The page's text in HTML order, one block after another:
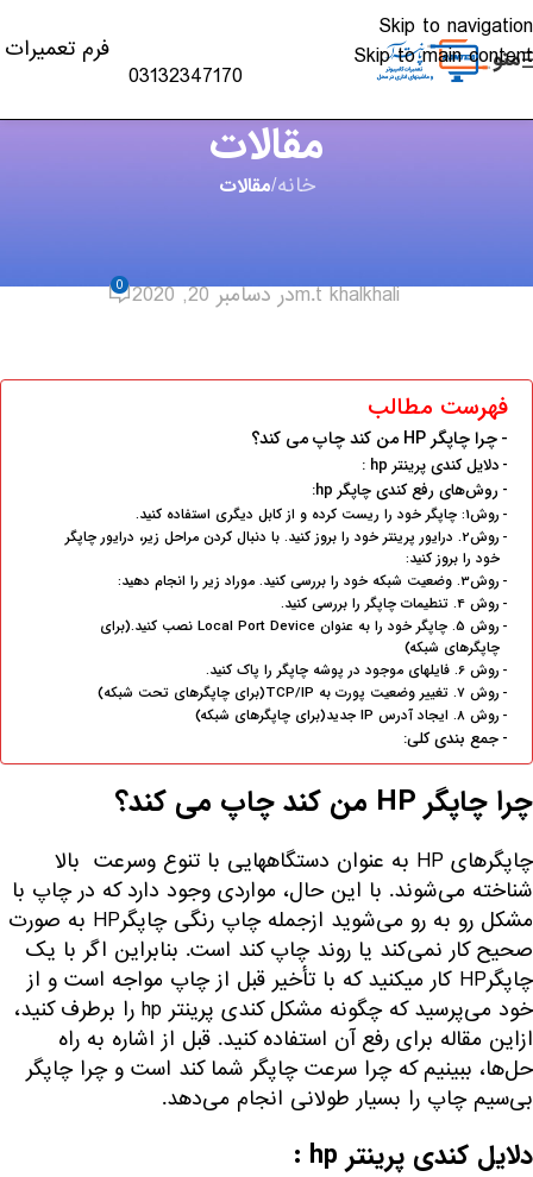
Skip to navigation
Skip to main content
منو
03132347170
فرم تعمیرات
مقالات
خانه/مقالات
m.t khalkhaliدر دسامبر 20, 2020 0
فهرست مطالب
چرا چاپگر HP من کند چاپ می کند؟
دلایل کندی پرینتر hp :
روش‌های رفع کندی چاپگر hp:
روش1: چاپگر خود را ریست کرده و از کابل دیگری استفاده کنید.
روش2. درایور پرینتر خود را بروز کنید. با دنبال کردن مراحل زیر، درایور چاپگر
خود را بروز کنید:
روش3. وضعیت شبکه خود را بررسی کنید. موراد زیر را انجام دهید:
روش 4. تنطیمات چاپگر را بررسی کنید.
روش 5. چاپگر خود را به عنوان Local Port Device نصب کنید.(برای
چاپگر‌های شبکه)
روش 6. فایلهای موجود در پوشه‌ چاپگر را پاک کنید.
روش 7. تغییر وضعیت پورت به TCP/IP(برای چاپگر‌های تحت شبکه)
روش 8. ایجاد آدرس IP جدید(برای چاپگر‌های شبکه)
جمع بندی کلی:
چرا چاپگر HP من کند چاپ می کند؟
چاپگر‌های HP به عنوان دستگاههایی با تنوع وسرعت بالا
شناخته می‌شوند. با این حال، مواردی وجود دارد که در چاپ با
مشکل رو به رو می‌شوید ازجمله چاپ رنگی چاپگرHP به صورت
صحیح کار نمی‌کند یا روند چاپ کند است. بنابراین اگر با یک
چاپگرHP کار میکنید که با تأخیر قبل از چاپ مواجه است و از
خود می‌پرسید که چگونه مشکل کندی پرینتر hp را برطرف کنید،
ازاین مقاله برای رفع آن استفاده کنید. قبل از اشاره به راه
حل‌ها، ببینیم که چرا سرعت چاپگر شما کند است و چرا چاپگر
بی‌سیم چاپ را بسیار طولانی انجام می‌دهد.
دلایل کندی پرینتر hp :